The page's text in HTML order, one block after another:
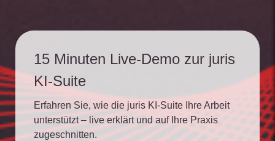
15 Minuten Live-Demo zur juris
KI-Suite
Erfahren Sie, wie die juris KI-Suite Ihre Arbeit
unterstützt – live erklärt und auf Ihre Praxis
zugeschnitten.